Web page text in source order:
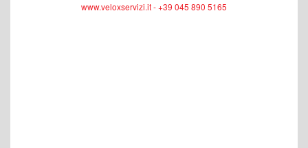
www.veloxservizi.it - +39 045 890 5165